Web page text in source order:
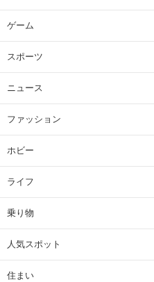
ゲーム
スポーツ
ニュース
ファッション
ホビー
ライフ
乗り物
人気スポット
住まい